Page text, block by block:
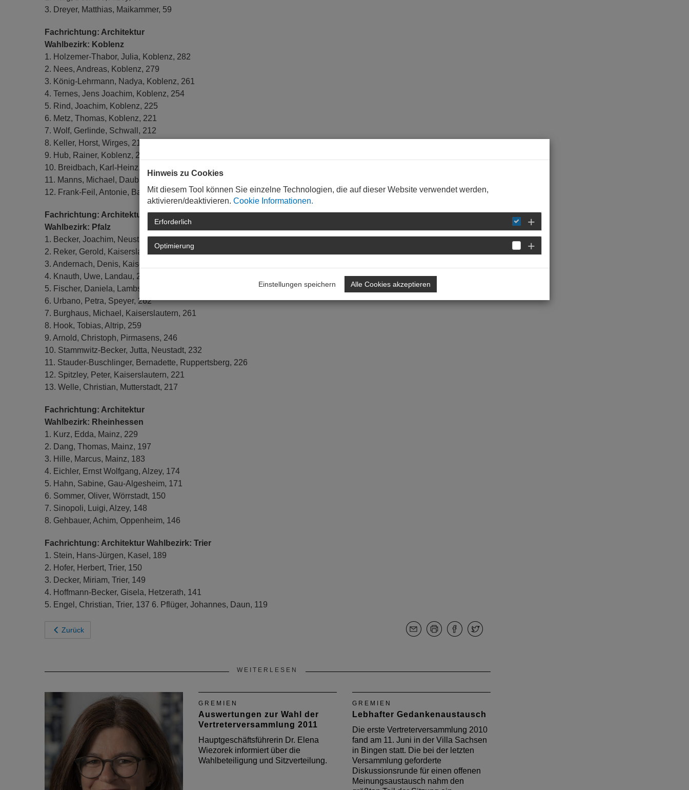
3. Dreyer, Matthias, Maikammer, 59
Fachrichtung: Architektur
Wahlbezirk: Koblenz
1. Holzemer-Thabor, Julia, Koblenz, 282
2. Nees, Andreas, Koblenz, 279
3. König-Lehrmann, Nadya, Koblenz, 261
4. Ternes, Jens Joachim, Koblenz, 254
5. Rind, Joachim, Koblenz, 225
6. Metz, Thomas, Koblenz, 221
7. Wolf, Gerlinde, Schwall, 212
8. Keller, Horst, Wirges, 212
9. Hub, Rainer, Koblenz, 207
10. Breidbach, Karl-Heinz, Kottenheim, 205
11. Manns, Michael, Daubach, 200
12. Frank-Feil, Antonie, Bad Kreuznach, 198
Fachrichtung: Architektur
Wahlbezirk: Pfalz
1. Becker, Joachim, Neustadt, 345
2. Reker, Gerold, Kaiserslautern, 327
3. Andernach, Denis, Kaiserslautern, 280
4. Knauth, Uwe, Landau, 280
5. Fischer, Daniela, Lambsheim, 279
6. Urbano, Petra, Speyer, 262
7. Burghaus, Michael, Kaiserslautern, 261
8. Hook, Tobias, Altrip, 259
9. Arnold, Christoph, Pirmasens, 246
10. Stammwitz-Becker, Jutta, Neustadt, 232
11. Stauder-Buschlinger, Bernadette, Ruppertsberg, 226
12. Spitzley, Peter, Kaiserslautern, 221
13. Welle, Christian, Mutterstadt, 217
Fachrichtung: Architektur
Wahlbezirk: Rheinhessen
1. Kurz, Edda, Mainz, 229
2. Dang, Thomas, Mainz, 197
3. Hille, Marcus, Mainz, 183
4. Eichler, Ernst Wolfgang, Alzey, 174
5. Hahn, Sabine, Gau-Algesheim, 171
6. Sommer, Oliver, Wörrstadt, 150
7. Sinopoli, Luigi, Alzey, 148
8. Gehbauer, Achim, Oppenheim, 146
Fachrichtung: Architektur Wahlbezirk: Trier
1. Stein, Hans-Jürgen, Kasel, 189
2. Hofer, Herbert, Trier, 150
3. Decker, Miriam, Trier, 149
4. Hoffmann-Becker, Gisela, Hetzerath, 141
5. Engel, Christian, Trier, 137 6. Pflüger, Johannes, Daun, 119
Zurück
WEITERLESEN
GREMIEN
Auswertungen zur Wahl der
Vertreterversammlung 2011
Hauptgeschäftsführerin Dr. Elena
Wiezorek informiert über die
Wahlbeteiligung und Sitzverteilung.
GREMIEN
Lebhafter Gedankenaustausch
Die erste Vertreterversammlung 2010
fand am 11. Juni in der Villa Sachsen
in Bingen statt. Die bei der letzten
Versammlung geforderte
Diskussionsrunde für einen offenen
Meinungsaustausch nahm den
Hinweis zu Cookies
Mit diesem Tool können Sie einzelne Technologien, die auf dieser Website verwendet werden,
aktivieren/deaktivieren. Cookie Informationen.
Erforderlich
Optimierung
Einstellungen speichern Alle Cookies akzeptieren